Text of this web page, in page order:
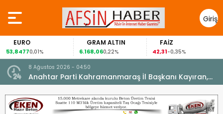
Giriş
Yap
EURO
53,84770,01%
GRAM ALTIN
6.168,060,22%
FAİZ
42,31-0,35%
8 Ağustos 2026 - 04:50
Anahtar Parti Kahramanmaraş İl Başkanı Kayıran,
Afşin Teşkilatı ile buluştu.